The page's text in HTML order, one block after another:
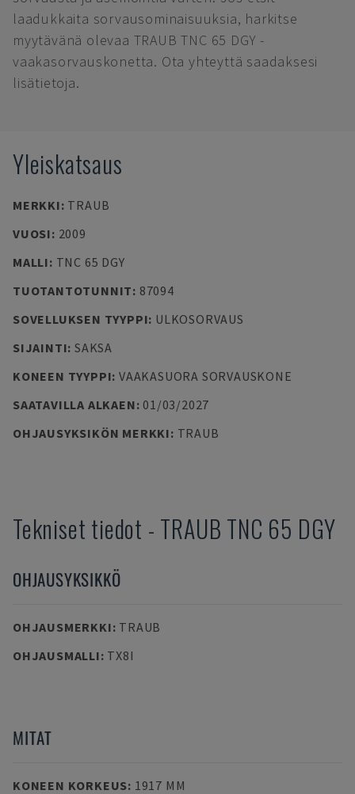
laadukkaita sorvausominaisuuksia, harkitse
myytävänä olevaa TRAUB TNC 65 DGY -
vaakasorvauskonetta. Ota yhteyttä saadaksesi
lisätietoja.
Yleiskatsaus
MERKKI: TRAUB
VUOSI: 2009
MALLI: TNC 65 DGY
TUOTANTOTUNNIT: 87094
SOVELLUKSEN TYYPPI: ULKOSORVAUS
SIJAINTI: SAKSA
KONEEN TYYPPI: VAAKASUORA SORVAUSKONE
SAATAVILLA ALKAEN: 01/03/2027
OHJAUSYKSIKÖN MERKKI: TRAUB
Tekniset tiedot - TRAUB TNC 65 DGY
OHJAUSYKSIKKÖ
OHJAUSMERKKI: TRAUB
OHJAUSMALLI: TX8I
MITAT
KONEEN KORKEUS: 1917 MM